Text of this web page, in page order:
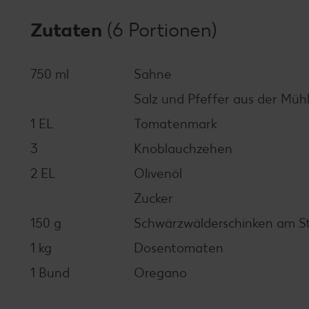
Zutaten (6 Portionen)
750 ml
Sahne
Salz und Pfeffer aus der
1 EL
Tomatenmark
3
Knoblauchzehen
2 EL
Olivenöl
Zucker
150 g
Schwärzwälderschinken am
1 kg
Dosentomaten
1 Bund
Oregano